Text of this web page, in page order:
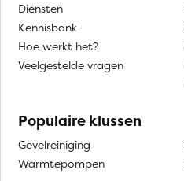
Diensten
Kennisbank
Hoe werkt het?
Veelgestelde vragen
Populaire klussen
Gevelreiniging
Warmtepompen